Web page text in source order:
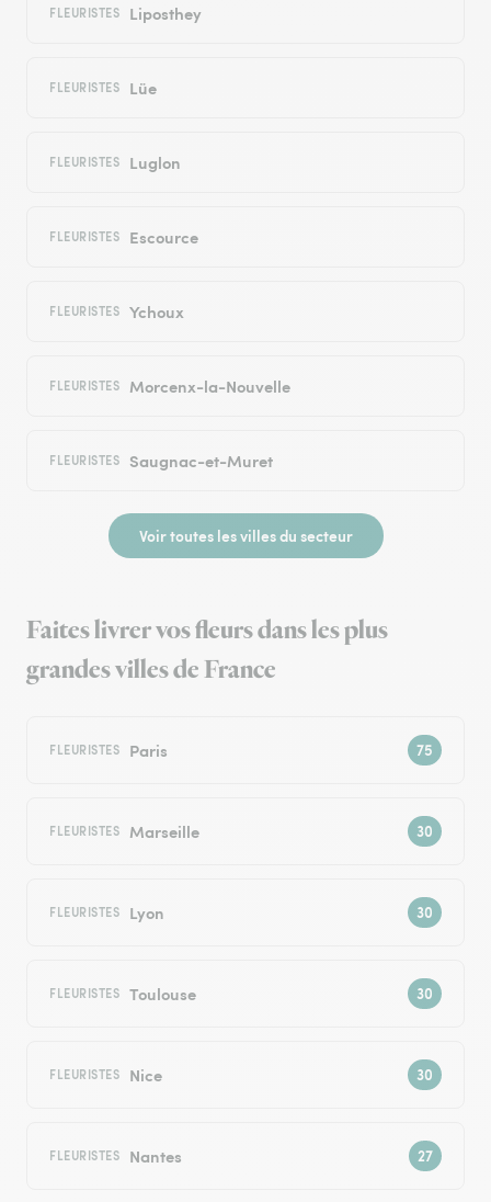
FLEURISTES Liposthey
FLEURISTES Lüe
FLEURISTES Luglon
FLEURISTES Escource
FLEURISTES Ychoux
FLEURISTES Morcenx-la-Nouvelle
FLEURISTES Saugnac-et-Muret
Voir toutes les villes du secteur
Faites livrer vos fleurs dans les plus
grandes villes de France
FLEURISTES Paris
FLEURISTES Marseille
FLEURISTES Lyon
FLEURISTES Toulouse
FLEURISTES Nice
FLEURISTES Nantes